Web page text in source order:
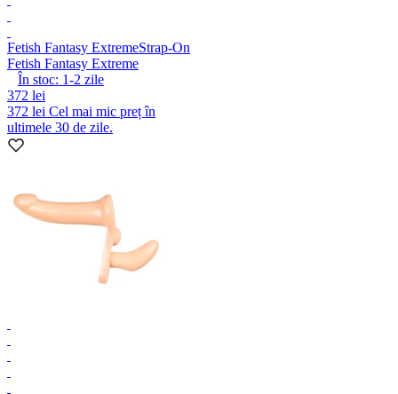
Fetish Fantasy ExtremeStrap-On
Fetish Fantasy Extreme
În stoc: 1-2 zile
372 lei
372 lei Cel mai mic preț în
ultimele 30 de zile.